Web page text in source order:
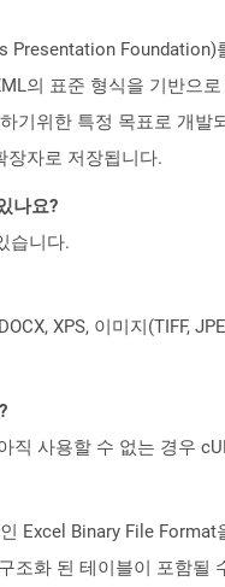
의 표준 형식을 기반으
위한 특정 목표로 개발
장자로 저장됩니다.
나요?
습니다.
XPS, 이미지(TIFF,
사용할 수 없는 경우
Excel Binary File
화 된 테이블이 포함될